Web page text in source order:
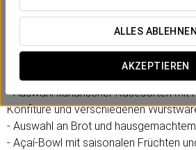
ALLES ABLEHNEN
AKZEPTIEREN
und genieße ein gastronomisches
ausgelegt ist, jeden Augenblick in
gemütlicher Atmosphäre zu genießen.
Enthalten:
- Auswahl kanarischer Käsesorten mit
Konfitüre und verschiedenen
- Auswahl an Brot und
- Açaí-Bowl mit saisonalen Früchten